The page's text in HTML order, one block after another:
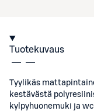
Tuotekuvaus
Tyylikäs
kestävästä
kylpyhuonemuki ja